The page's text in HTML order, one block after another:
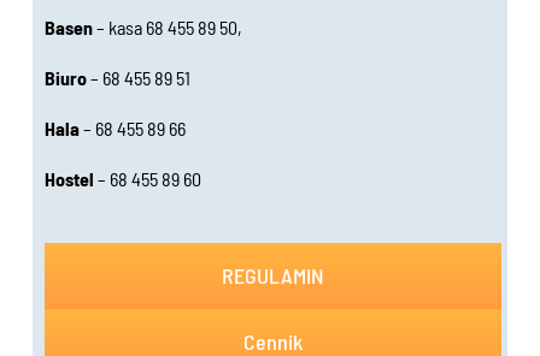
Basen– kasa 68 455 89 50,
Biuro– 68 455 89 51
Hala– 68 455 89 66
Hostel– 68 455 89 60
REGULAMIN
Cennik